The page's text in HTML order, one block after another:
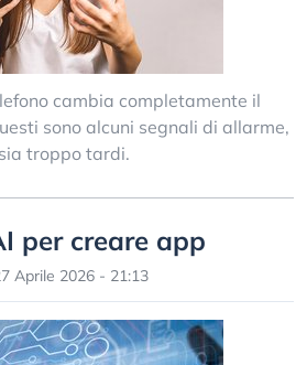
cambia completamente il
sono alcuni segnali di allarme,
troppo tardi.
per creare app
Aprile 2026 - 21:13